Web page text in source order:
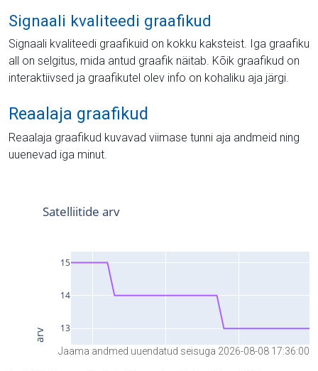
Signaali kvaliteedi graafikud
Signaali kvaliteedi graafikuid on kokku kaksteist. Iga graafiku
all on selgitus, mida antud graafik näitab. Kõik graafikud on
interaktiivsed ja graafikutel olev info on kohaliku aja järgi.
Reaalaja graafikud
Reaalaja graafikud kuvavad viimase tunni aja andmeid ning
uuenevad iga minut.
Jaama andmed uuendatud seisuga 2026-08-08 17:36:00